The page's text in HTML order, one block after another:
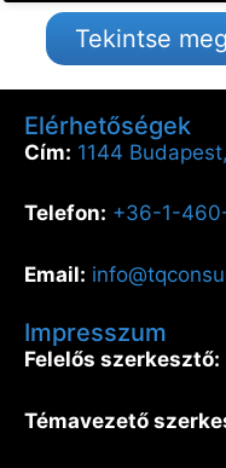
Tekintse
Elérhetőségek
Cím: 1144
Telefon: +36-1-
Email:
Impresszum
Felelős szerkesztő:
Témavezető